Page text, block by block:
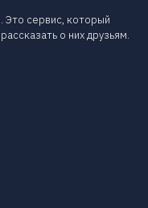
Это сервис, который
о них друзьям.